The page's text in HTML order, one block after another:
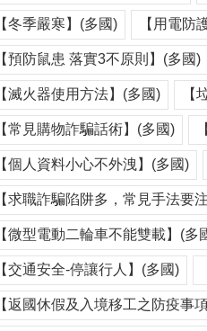
【冬季嚴寒】(多國) 【用電防
【預防鼠患 落實3不原則】(多國)
【滅火器使用方法】(多國) 【
【常見購物詐騙話術】(多國)
【個人資料小心不外洩】(多國)
【求職詐騙陷阱多，常見手法要
【微型電動二輪車不能雙載】(多
【交通安全-停讓行人】(多國)
【返國休假及入境移工之防疫事